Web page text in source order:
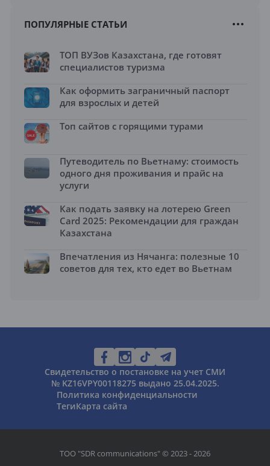
ПОПУЛЯРНЫЕ СТАТЬИ
ТОП ВУЗов Казахстана, где готовят
специалистов туризма
Как оформить заграничный паспорт
для взрослых и детей
Топ сайтов с горящими турами
Путеводитель по Вьетнаму: стоимость
одного дня проживания и прайс на
услуги
Как подать заявку на лотерею Green
Card 2025: Рекомендации для граждан
Казахстана
Впечатления из Нячанга: полезные 10
советов для тех, кто едет во Вьетнам
Свидетельство о постановке на учет СМИ
№ KZ16VPY00118275 выдано 25.04.2025.
Политика конфиденциальности
ТегиКарта сайта
ТОО "SDR communications" © 2023 - 2026